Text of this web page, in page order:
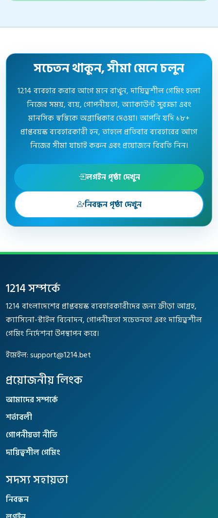
সচেতন থাকুন, সীমা মেনে চলুন
1214 ব্যবহার করার আগে মনে রাখুন, দায়িত্বশীল গেমিং হলো
নিজের সময়, ব্যয়, গোপনীয়তা, অ্যাকাউন্ট সুরক্ষা এবং
মানসিক স্বস্তিকে অগ্রাধিকার দেওয়া। আপনি যদি ১৮+
প্রাপ্তবয়স্ক ব্যবহারকারী হন, তাহলে প্রতিবার ব্যবহারের আগে
নিজের সীমা যাচাই করুন এবং প্রয়োজনে বিরতি নিন।
লগইন পৃষ্ঠা দেখুন
নিবন্ধন পৃষ্ঠা দেখুন
1214 সম্পর্কে
1214 বাংলাদেশের প্রাপ্তবয়স্ক ব্যবহারকারীদের জন্য ক্রীড়া আগ্রহ,
ক্যাসিনো-স্টাইল বিনোদন, গোপনীয়তা সচেতনতা এবং দায়িত্বশীল
গেমিং নির্দেশনা উপস্থাপন করে।
ইমেইল:support@1214.bet
প্রয়োজনীয় লিংক
আমাদের সম্পর্কে
শর্তাবলী
গোপনীয়তা নীতি
দায়িত্বশীল গেমিং
সদস্য সহায়তা
নিবন্ধন